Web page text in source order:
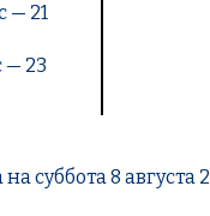
— 21
— 23
насуббота 8 августа